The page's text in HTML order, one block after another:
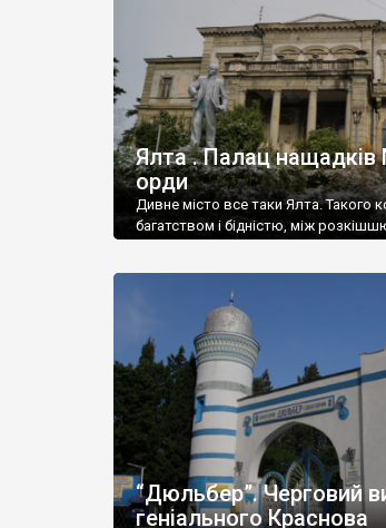
Ялта . Палац нащадків
орди
Дивне місто все таки Ялта. Такого
багатством і бідністю, між
“Дюльбер”. Черговий
геніального Краснова